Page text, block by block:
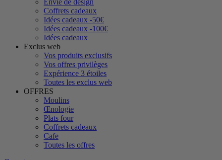
Envie de design
Coffrets cadeaux
Idées cadeaux -50€
Idées cadeaux -100€
Idées cadeaux
Exclus web
Vos produits exclusifs
Vos offres privilèges
Expérience 3 étoiles
Toutes les exclus web
OFFRES
Moulins
Œnologie
Plats four
Coffrets cadeaux
Cafe
Toutes les offres